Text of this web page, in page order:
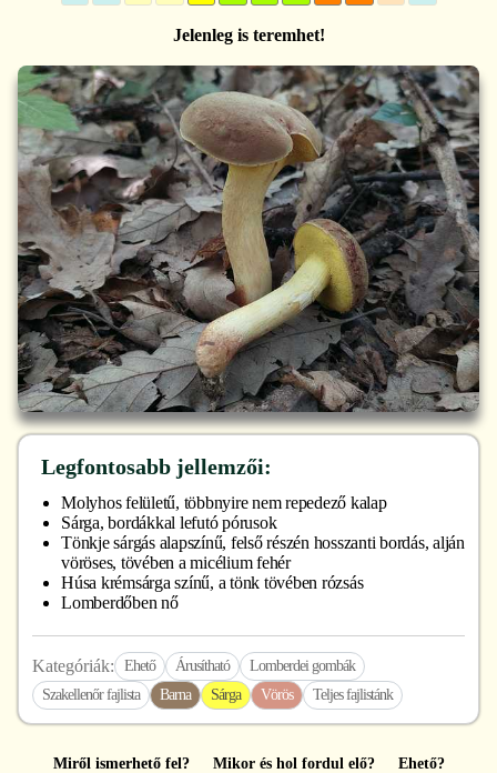
Jelenleg is teremhet!
Legfontosabb jellemzői:
Molyhos felületű, többnyire nem repedező kalap
Sárga, bordákkal lefutó pórusok
Tönkje sárgás alapszínű, felső részén hosszanti bordás, alján
vöröses, tövében a micélium fehér
Húsa krémsárga színű, a tönk tövében rózsás
Lomberdőben nő
Kategóriák: Ehető Árusítható
Lomberdei gombák
Szakellenőr fajlista
Barna Sárga Vörös Teljes fajlistánk
Miről ismerhető fel? Mikor és hol fordul elő? Ehető?